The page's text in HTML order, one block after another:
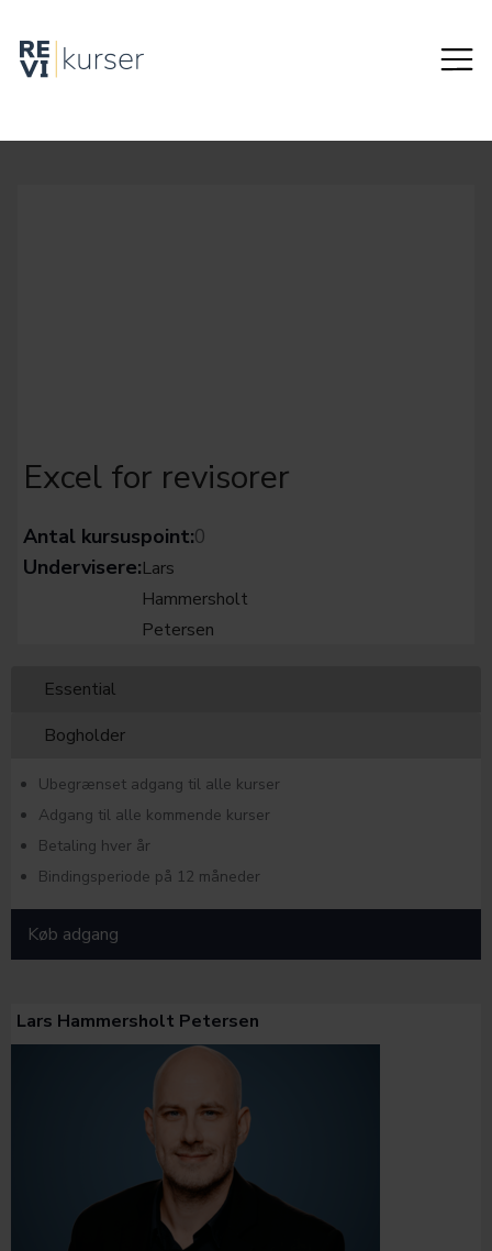
Excel for revisorer
Antal kursuspoint:0
Undervisere:Lars
Hammersholt
Petersen
Essential
Bogholder
Ubegrænset adgang til alle kurser
Adgang til alle kommende kurser
Betaling hver år
Bindingsperiode på 12 måneder
Køb adgang
Lars Hammersholt Petersen